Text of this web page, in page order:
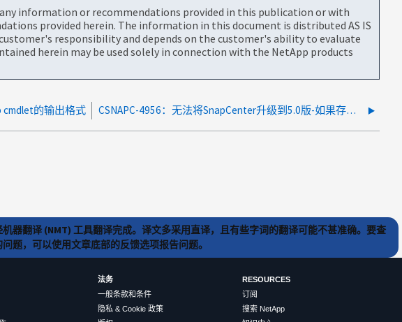
information or recommendations provided in this publication or with
provided herein. The information in this document is distributed AS IS
responsibility and depends on the customer's ability to evaluate
herein may be used solely in connection with the NetApp products
cmdlet的输出格式 CSNAPC-4956：无法将SnapCenter升级到5.0版-如果存在互联网连接
器翻译 (NMT) 工具翻译完成。译文多采用直译，且有些字词的翻译可能不甚准确。要查
题，可以使用文章底部的反馈选项报告问题。
法务
一般条款和条件
隐私 & Cookie 政策
RESOURCES
订阅
搜索 NetApp